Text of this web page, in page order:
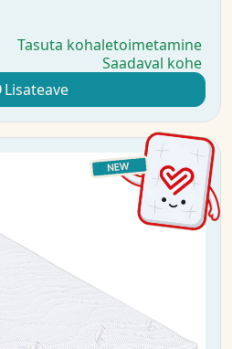
Tasuta kohaletoimetamine
Saadaval kohe
Lisateave